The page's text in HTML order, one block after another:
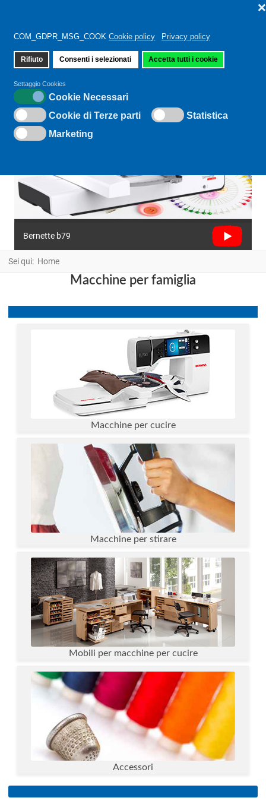
COM_GDPR_MSG_COOK Cookie policy Privacy policy
Rifiuto Consenti i selezionati Accetta tutti i cookie
❌
Settaggio Cookies
Cookie Necessari
Cookie di Terze parti
Statistica
Marketing
Bernette b79
Sei qui: Home
Macchine per famiglia
Macchine per cucire
Macchine per stirare
Mobili per macchine per cucire
Accessori